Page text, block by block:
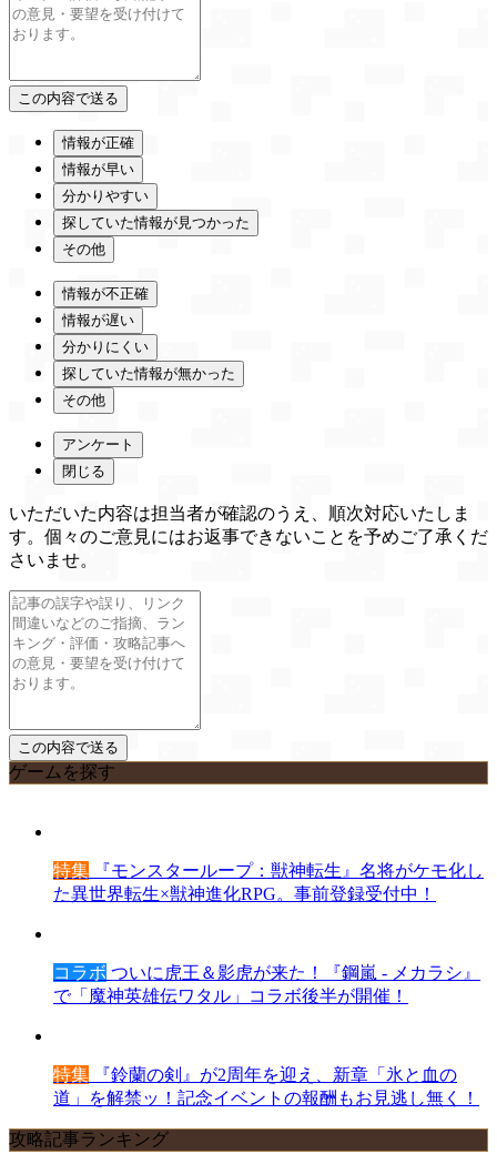
情報が正確
情報が早い
分かりやすい
探していた情報が見つかった
その他
情報が不正確
情報が遅い
分かりにくい
探していた情報が無かった
その他
アンケート
閉じる
いただいた内容は担当者が確認のうえ、順次対応いたしま
す。個々のご意見にはお返事できないことを予めご了承くだ
さいませ。
ゲームを探す
特集 『モンスターループ：獣神転生』名将がケモ化し
た異世界転生×獣神進化RPG。事前登録受付中！
コラボ ついに虎王＆影虎が来た！『鋼嵐 - メカラシ』
で「魔神英雄伝ワタル」コラボ後半が開催！
特集 『鈴蘭の剣』が2周年を迎え、新章「氷と血の
道」を解禁ッ！記念イベントの報酬もお見逃し無く！
攻略記事ランキング